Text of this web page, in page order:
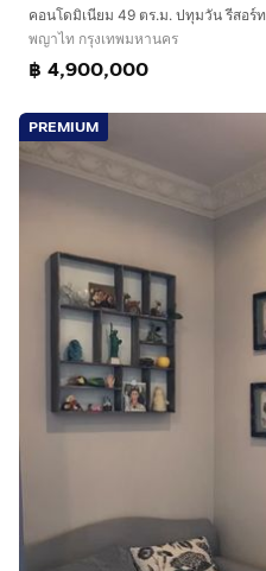
พญาไท กรุงเทพมหานคร
฿ 4,900,000
PREMIUM